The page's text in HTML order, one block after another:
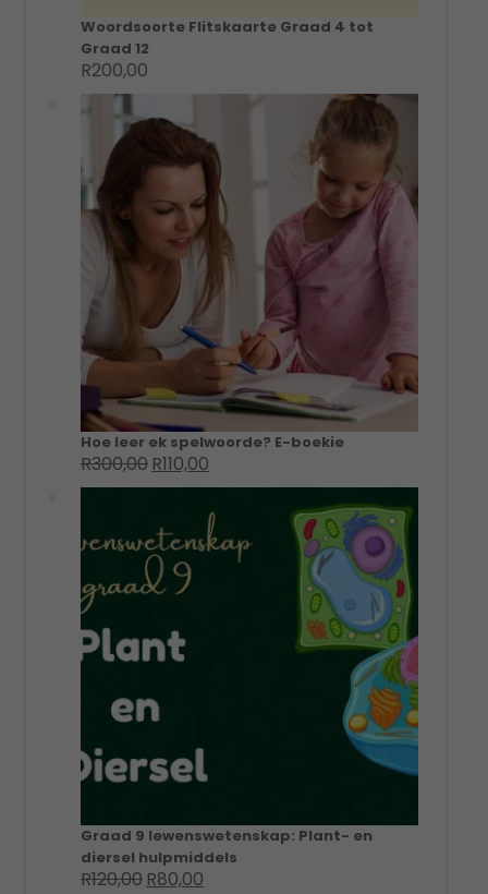
Woordsoorte Flitskaarte Graad 4 tot
Graad 12
R200,00
Hoe leer ek spelwoorde? E-boekie
R300,00 Original
price
R300,00.
R110,00
price
is:
R110,00.
Graad 9 lewenswetenskap: Plant- en
diersel hulpmiddels
R120,00 Original
R80,00